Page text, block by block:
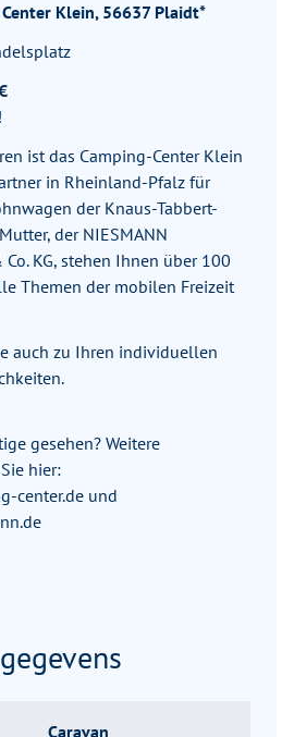
Klein, 56637 Plaidt*
ist das Camping-Center Klein
in Rheinland-Pfalz für
der Knaus-Tabbert-
der NIESMANN
KG, stehen Ihnen über 100
Themen der mobilen Freizeit
auch zu Ihren individuellen
gesehen? Weitere
hier:
center.de und
Caravan